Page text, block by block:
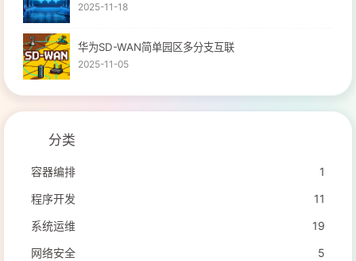
2025-11-18
华为SD-WAN简单园区多分支互联
2025-11-05
分类
容器编排
1
程序开发
11
系统运维
19
网络安全
5